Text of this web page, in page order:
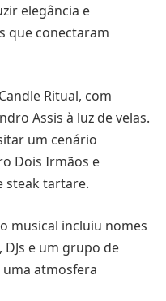
elegância e
que conectaram
Ritual, com
Assis à luz de velas.
um cenário
Dois Irmãos e
steak tartare.
musical incluiu nomes
DJs e um grupo de
atmosfera